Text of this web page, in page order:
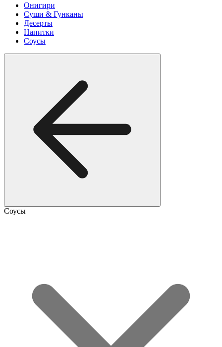
Онигири
Суши & Гунканы
Десерты
Напитки
Соусы
Соусы